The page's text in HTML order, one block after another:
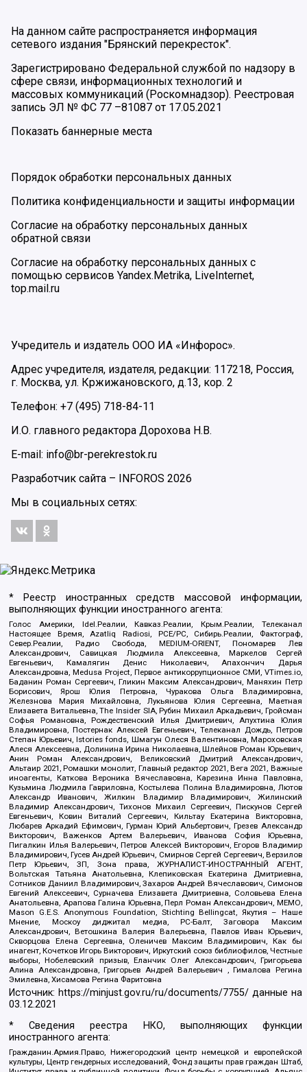
На данном сайте распространяется информация
сетевого издания "Брянский перекресток".
Зарегистрировано Федеральной службой по надзору в
сфере связи, информационных технологий и
массовых коммуникаций (Роскомнадзор). Реестровая
запись ЭЛ № ФС 77 –81087 от 17.05.2021
Показать баннерные места
Порядок обработки персональных данных
Политика конфиденциальности и защиты информации
Согласие на обработку персональных данных
обратной связи
Согласие на обработку персональных данных с
помощью сервисов Yandex.Metrika, LiveInternet,
top.mail.ru
Учредитель и издатель ООО ИА «Инфорос».
Адрес учредителя, издателя, редакции: 117218, Россия,
г. Москва, ул. Кржижановского, д.13, кор. 2
Телефон: +7 (495) 718-84-11
И.О. главного редактора Дорохова Н.В.
E-mail: info@br-perekrestok.ru
Разработчик сайта –
INFOROS 2026
Мы в социальных сетях:
* Реестр иностранных средств массовой информации,
выполняющих функции иностранного агента:
Голос Америки, Idel.Реалии, Кавказ.Реалии, Крым.Реалии, Телеканал
Настоящее Время, Azatliq Radiosi, PCE/PC, Сибирь.Реалии, Фактограф,
Север.Реалии, Радио Свобода, MEDIUM-ORIENT, Пономарев Лев
Александрович, Савицкая Людмила Алексеевна, Маркелов Сергей
Евгеньевич, Камалягин Денис Николаевич, Апахончич Дарья
Александровна, Medusa Project, Первое антикоррупционное СМИ, VTimes.io,
Баданин Роман Сергеевич, Гликин Максим Александрович, Маняхин Петр
Борисович, Ярош Юлия Петровна, Чуракова Ольга Владимировна,
Железнова Мария Михайловна, Лукьянова Юлия Сергеевна, Маетная
Елизавета Витальевна, The Insider SIA, Рубин Михаил Аркадьевич, Гройсман
Софья Романовна, Рождественский Илья Дмитриевич, Апухтина Юлия
Владимировна, Постернак Алексей Евгеньевич, Телеканал Дождь, Петров
Степан Юрьевич, Istories fonds, Шмагун Олеся Валентиновна, Мароховская
Алеся Алексеевна, Долинина Ирина Николаевна, Шлейнов Роман Юрьевич,
Анин Роман Александрович, Великовский Дмитрий Александрович,
Альтаир 2021, Ромашки монолит, Главный редактор 2021, Вега 2021, Важные
иноагенты, Каткова Вероника Вячеславовна, Карезина Инна Павловна,
Кузьмина Людмила Гавриловна, Костылева Полина Владимировна, Лютов
Александр Иванович, Жилкин Владимир Владимирович, Жилинский
Владимир Александрович, Тихонов Михаил Сергеевич, Пискунов Сергей
Евгеньевич, Ковин Виталий Сергеевич, Кильтау Екатерина Викторовна,
Любарев Аркадий Ефимович, Гурман Юрий Альбертович, Грезев Александр
Викторович, Важенков Артем Валерьевич, Иванова София Юрьевна,
Пигалкин Илья Валерьевич, Петров Алексей Викторович, Егоров Владимир
Владимирович, Гусев Андрей Юрьевич, Смирнов Сергей Сергеевич, Верзилов
Петр Юрьевич, ЗП, Зона права, ЖУРНАЛИСТ-ИНОСТРАННЫЙ АГЕНТ,
Вольтская Татьяна Анатольевна, Клепиковская Екатерина Дмитриевна,
Сотников Даниил Владимирович, Захаров Андрей Вячеславович, Симонов
Евгений Алексеевич, Сурначева Елизавета Дмитриевна, Соловьева Елена
Анатольевна, Арапова Галина Юрьевна, Перл Роман Александрович, МЕМО,
Mason G.E.S. Anonymous Foundation, Stichting Bellingcat, Якутия – Наше
Мнение, Москоу диджитал медиа, РС-Балт, Заговора Максим
Александрович, Ветошкина Валерия Валерьевна, Павлов Иван Юрьевич,
Скворцова Елена Сергеевна, Оленичев Максим Владимирович, Как бы
инагент, Кочетков Игорь Викторович, Иркутский союз библиофилов, Честные
выборы, Нобелевский призыв, Еланчик Олег Александрович, Григорьева
Алина Александровна, Григорьев Андрей Валерьевич , Гималова Регина
Эмилевна, Хисамова Регина Фаритовна
Источник: https://minjust.gov.ru/ru/documents/7755/ данные на
03.12.2021
* Сведения реестра НКО, выполняющих функции
иностранного агента:
Гражданин.Армия.Право, Нижегородский центр немецкой и европейской
культуры, Центр гендерных исследований, Фонд защиты прав граждан Штаб,